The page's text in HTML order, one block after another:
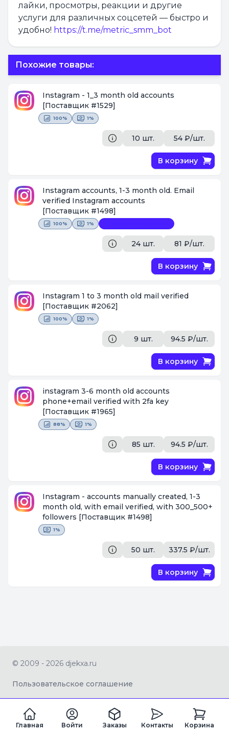
лайки, просмотры, реакции и другие
услуги для различных соцсетей — быстро и
удобно! https://t.me/metric_smm_bot
Похожие товары:
Instagram - 1_3 month old accounts
[Поставщик #1529]
100% 1%
10 шт. 54 ₽/шт.
В корзину
Instagram accounts, 1-3 month old. Email
verified Instagram accounts
[Поставщик #1498]
100% 1%
24 шт. 81 ₽/шт.
В корзину
Instagram 1 to 3 month old mail verified
[Поставщик #2062]
100% 1%
9 шт. 94.5 ₽/шт.
В корзину
instagram 3-6 month old accounts
phone+email verified with 2fa key
[Поставщик #1965]
88% 1%
85 шт. 94.5 ₽/шт.
В корзину
Instagram - accounts manually created, 1-3
month old, with email verified, with 300_500+
followers [Поставщик #1498]
1%
50 шт. 337.5 ₽/шт.
В корзину
Главная Войти Заказы Контакты Корзина
© 2009 - 2026 djekxa.ru
Пользовательское соглашение